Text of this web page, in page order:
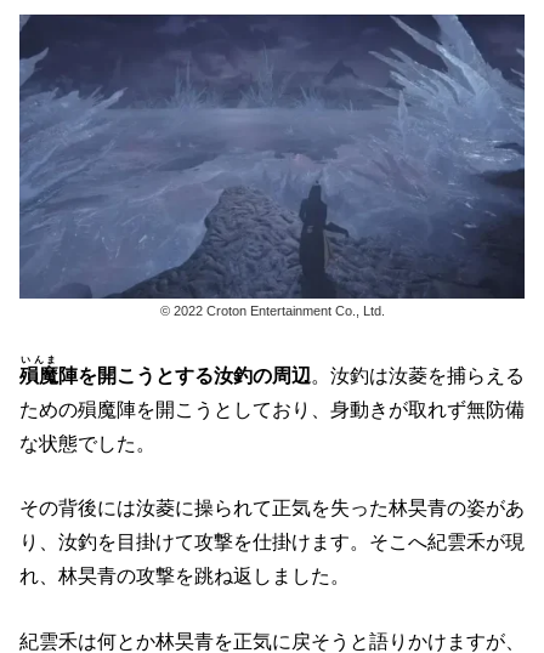
© 2022 Croton Entertainment Co., Ltd.
殞魔
いんま
陣を開こうとする汝釣の周辺。汝釣は汝菱を捕らえる
ための殞魔陣を開こうとしており、身動きが取れず無防備
な状態でした。
その背後には汝菱に操られて正気を失った林旲青の姿があ
り、汝釣を目掛けて攻撃を仕掛けます。そこへ紀雲禾が現
れ、林旲青の攻撃を跳ね返しました。
紀雲禾は何とか林旲青を正気に戻そうと語りかけますが、